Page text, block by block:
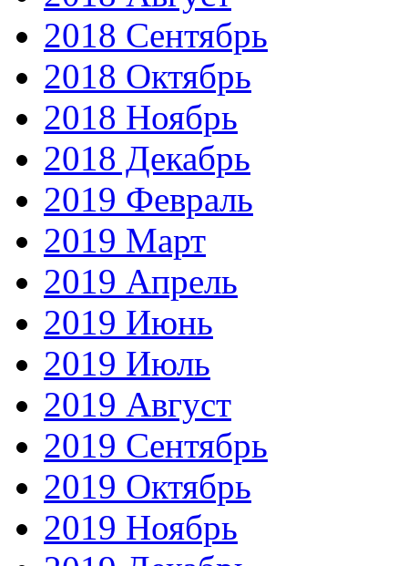
2018 Сентябрь
2018 Октябрь
2018 Ноябрь
2018 Декабрь
2019 Февраль
2019 Март
2019 Апрель
2019 Июнь
2019 Июль
2019 Август
2019 Сентябрь
2019 Октябрь
2019 Ноябрь